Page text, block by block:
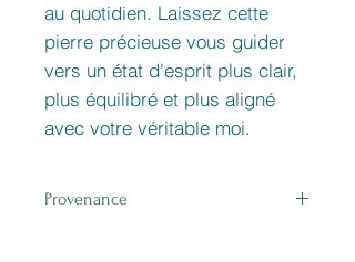
au quotidien. Laissez cette
pierre précieuse vous guider
vers un état d'esprit plus clair,
plus équilibré et plus aligné
avec votre véritable moi.
Provenance